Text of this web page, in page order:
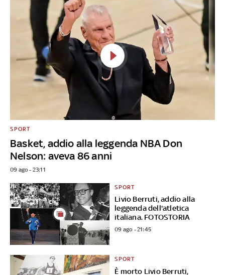
Basket, addio alla leggenda NBA Don
Nelson: aveva 86 anni
SPORT
09 ago - 23:11
Livio Berruti, addio alla
leggenda dell'atletica
italiana. FOTOSTORIA
SPORT
09 ago - 21:45
È morto Livio Berruti,
SPORT